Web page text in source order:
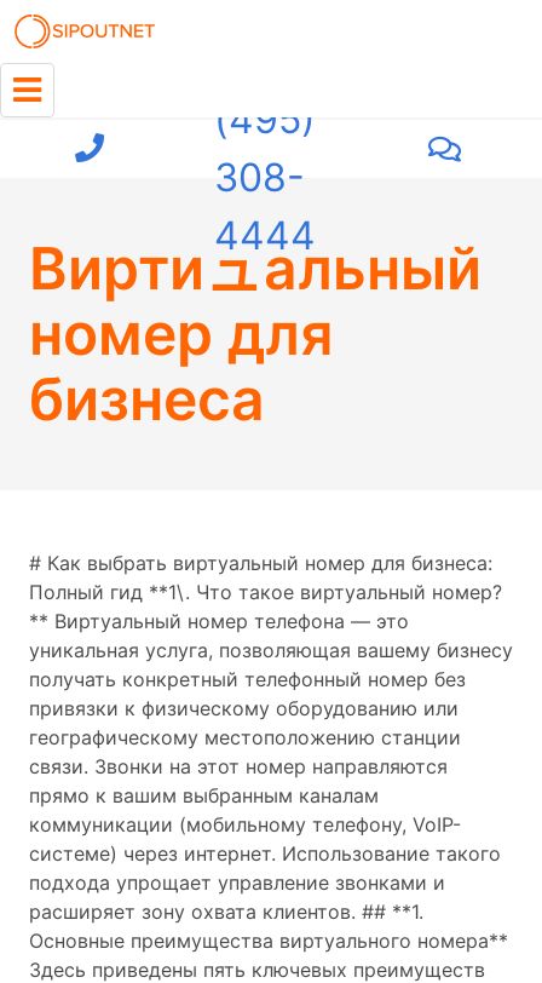
(495)
308-
4444
Виртиュальный
номер для
бизнеса
# Как выбрать виртуальный номер для бизнеса:
Полный гид **1\. Что такое виртуальный номер?
** Виртуальный номер телефона — это
уникальная услуга, позволяющая вашему бизнесу
получать конкретный телефонный номер без
привязки к физическому оборудованию или
географическому местоположению станции
связи. Звонки на этот номер направляются
прямо к вашим выбранным каналам
коммуникации (мобильному телефону, VoIP-
системе) через интернет. Использование такого
подхода упрощает управление звонками и
расширяет зону охвата клиентов. ## **1.
Основные преимущества виртуального номера**
Здесь приведены пять ключевых преимуществ